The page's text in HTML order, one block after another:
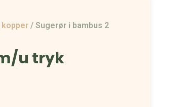
kopper /Sugerør i bambus 2
u tryk